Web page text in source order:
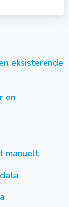
eksisterende
en
manuelt